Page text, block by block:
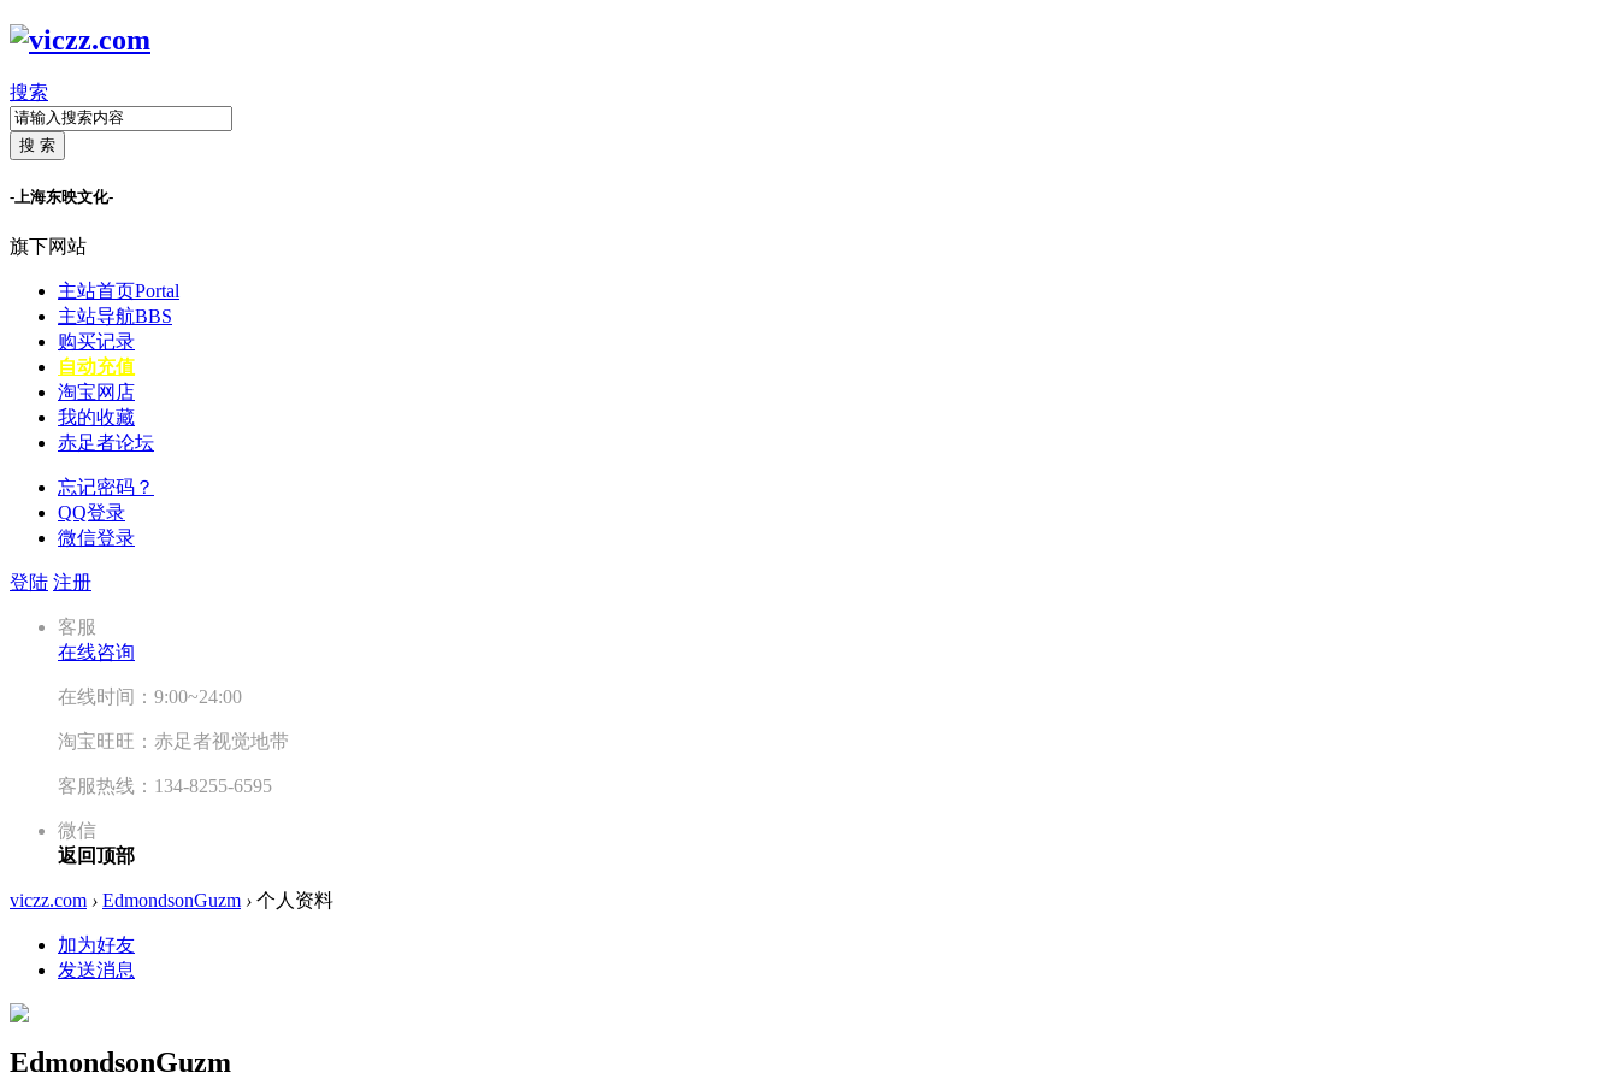
搜索
搜 索
-上海东映文化-
旗下网站
主站首页Portal
主站导航BBS
购买记录
自动充值
淘宝网店
我的收藏
赤足者论坛
忘记密码？
QQ登录
微信登录
登陆 注册
客服
在线咨询
在线时间：9:00~24:00
淘宝旺旺：赤足者视觉地带
客服热线：134-8255-6595
微信
返回顶部
viczz.com › EdmondsonGuzm › 个人资料
加为好友
发送消息
EdmondsonGuzm